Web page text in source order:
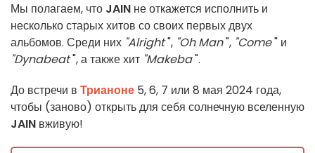
Мы полагаем, что JAIN не откажется исполнить и
несколько старых хитов со своих первых двух
альбомов. Среди них "Alright", "Oh Man", "Come" и
"Dynabeat", а также хит "Makeba".
До встречи в Трианоне 5, 6, 7 или 8 мая 2024 года,
чтобы (заново) открыть для себя солнечную вселенную
JAIN вживую!